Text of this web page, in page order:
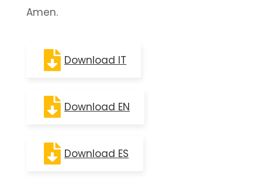
Amen.
Download IT
Download EN
Download ES